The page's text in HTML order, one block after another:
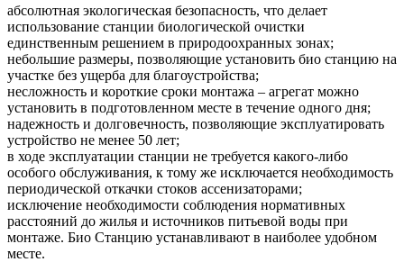
абсолютная экологическая безопасность, что делает
использование станции биологической очистки
единственным решением в природоохранных зонах;
небольшие размеры, позволяющие установить био станцию на
участке без ущерба для благоустройства;
несложность и короткие сроки монтажа – агрегат можно
установить в подготовленном месте в течение одного дня;
надежность и долговечность, позволяющие эксплуатировать
устройство не менее 50 лет;
в ходе эксплуатации станции не требуется какого-либо
особого обслуживания, к тому же исключается необходимость
периодической откачки стоков ассенизаторами;
исключение необходимости соблюдения нормативных
расстояний до жилья и источников питьевой воды при
монтаже. Био Станцию устанавливают в наиболее удобном
месте.